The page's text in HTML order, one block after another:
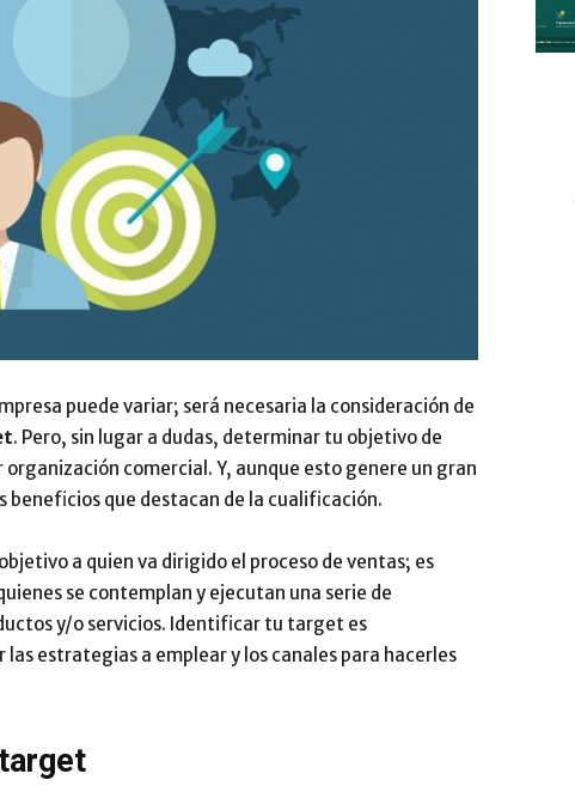
–
puede variar; será necesaria la consideración de
. Pero, sin lugar a dudas, determinar tu objetivo de
comercial. Y, aunque esto genere un gran
que destacan de la cualificación.
a quien va dirigido el proceso de ventas; es
se contemplan y ejecutan una serie de
y/o servicios. Identificar tu target es
estrategias a emplear y los canales para hacerles